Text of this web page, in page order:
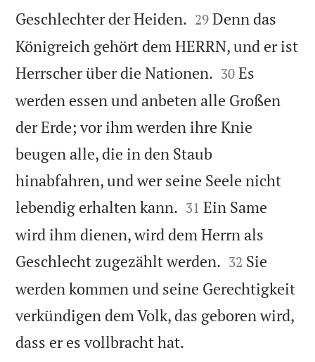
Geschlechter der Heiden. 

29 Denn das
Königreich gehört dem HERRN, und er ist
Herrscher über die Nationen. 

30 Es
werden essen und anbeten alle Großen
der Erde; vor ihm werden ihre Knie
beugen alle, die in den Staub
hinabfahren, und wer seine Seele nicht
lebendig erhalten kann. 

31 Ein Same
wird ihm dienen, wird dem Herrn als
Geschlecht zugezählt werden. 

32 Sie
werden kommen und seine Gerechtigkeit
verkündigen dem Volk, das geboren wird,
dass er es vollbracht hat.